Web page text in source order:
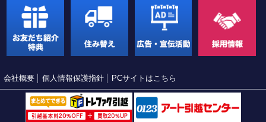
会社概要 個人情報保護指針 PCサイトはこちら